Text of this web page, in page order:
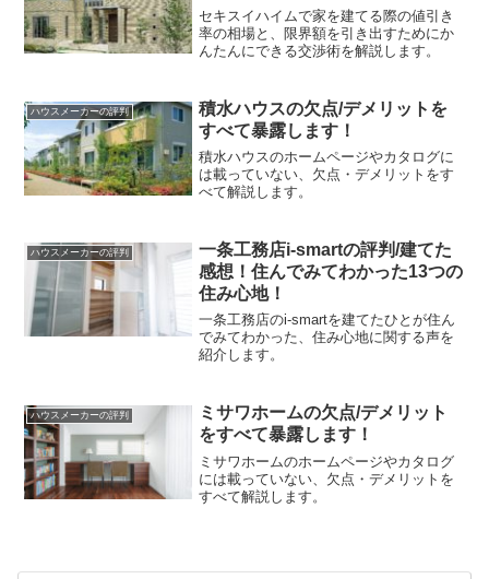
セキスイハイムで家を建てる際の値引き
率の相場と、限界額を引き出すためにか
んたんにできる交渉術を解説します。
ハウスメーカーの評判
積水ハウスの欠点/デメリットを
すべて暴露します！
積水ハウスのホームページやカタログに
は載っていない、欠点・デメリットをす
べて解説します。
ハウスメーカーの評判
一条工務店i-smartの評判/建てた
感想！住んでみてわかった13つの
住み心地！
一条工務店のi-smartを建てたひとが住ん
でみてわかった、住み心地に関する声を
紹介します。
ハウスメーカーの評判
ミサワホームの欠点/デメリット
をすべて暴露します！
ミサワホームのホームページやカタログ
には載っていない、欠点・デメリットを
すべて解説します。